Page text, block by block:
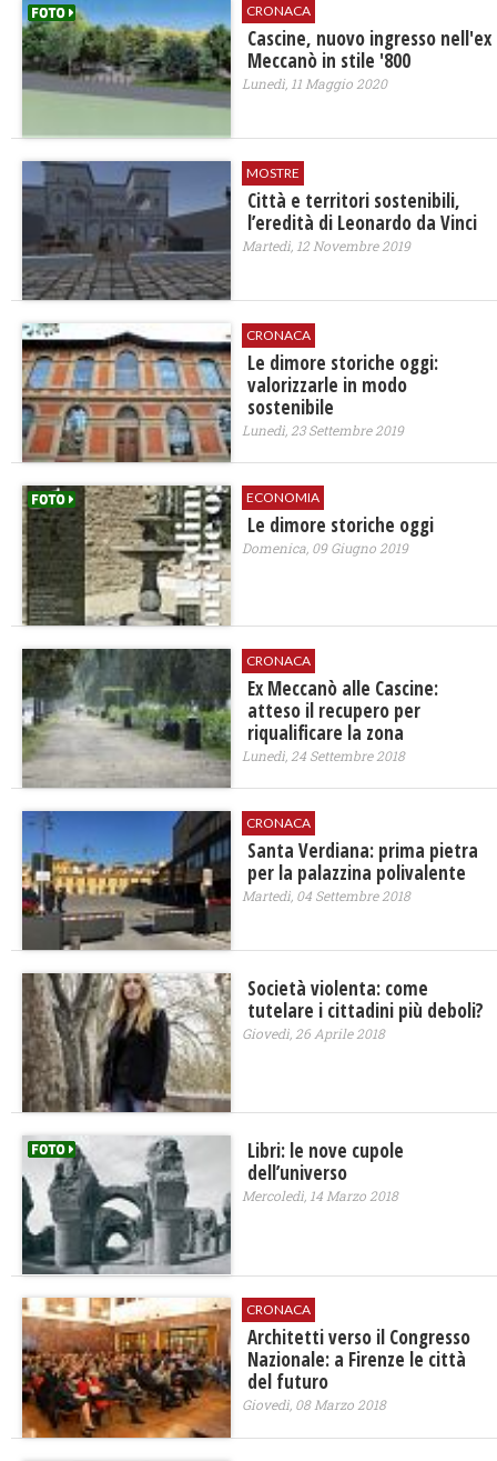
CRONACA
Cascine, nuovo ingresso nell'ex
Meccanò in stile '800
Lunedì, 11 Maggio 2020
MOSTRE
Città e territori sostenibili,
l’eredità di Leonardo da Vinci
Martedì, 12 Novembre 2019
CRONACA
Le dimore storiche oggi:
valorizzarle in modo
sostenibile
Lunedì, 23 Settembre 2019
ECONOMIA
Le dimore storiche oggi
Domenica, 09 Giugno 2019
CRONACA
Ex Meccanò alle Cascine:
atteso il recupero per
riqualificare la zona
Lunedì, 24 Settembre 2018
CRONACA
Santa Verdiana: prima pietra
per la palazzina polivalente
Martedì, 04 Settembre 2018
Società violenta: come
tutelare i cittadini più deboli?
Giovedì, 26 Aprile 2018
Libri: le nove cupole
dell’universo
Mercoledì, 14 Marzo 2018
CRONACA
​Architetti verso il Congresso
Nazionale: a Firenze le città
del futuro
Giovedì, 08 Marzo 2018